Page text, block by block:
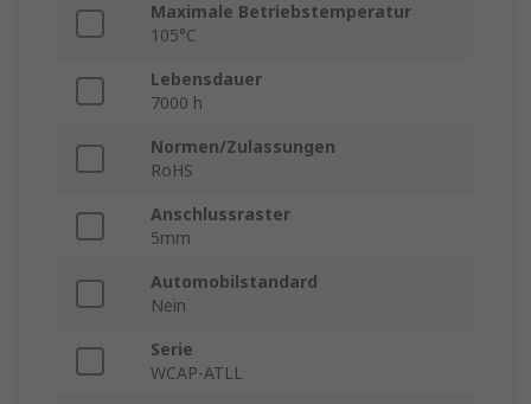
Maximale Betriebstemperatur
105°C
Lebensdauer
7000 h
Normen/Zulassungen
RoHS
Anschlussraster
5mm
Automobilstandard
Nein
Serie
WCAP-ATLL